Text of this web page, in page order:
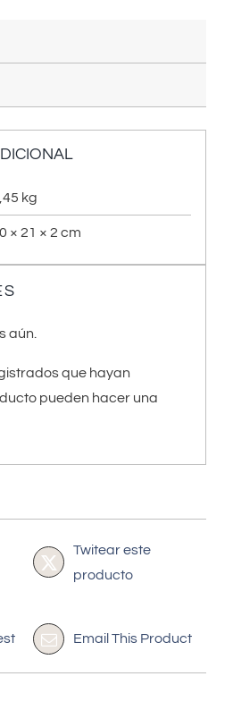
kg
× 21 × 2 cm
aún.
que hayan
pueden hacer una
Twitear este
producto
Email This Product